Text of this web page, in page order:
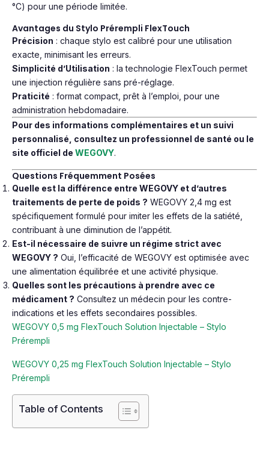
°C) pour une période limitée.
Avantages du Stylo Prérempli FlexTouch
Précision : chaque stylo est calibré pour une utilisation
exacte, minimisant les erreurs.
Simplicité d’Utilisation : la technologie FlexTouch permet
une injection régulière sans pré-réglage.
Praticité : format compact, prêt à l’emploi, pour une
administration hebdomadaire.
Pour des informations complémentaires et un suivi
personnalisé, consultez un professionnel de santé ou le
site officiel de WEGOVY.
Questions Fréquemment Posées
Quelle est la différence entre WEGOVY et d’autres
traitements de perte de poids ? WEGOVY 2,4 mg est
spécifiquement formulé pour imiter les effets de la satiété,
contribuant à une diminution de l’appétit.
Est-il nécessaire de suivre un régime strict avec
WEGOVY ? Oui, l’efficacité de WEGOVY est optimisée avec
une alimentation équilibrée et une activité physique.
Quelles sont les précautions à prendre avec ce
médicament ? Consultez un médecin pour les contre-
indications et les effets secondaires possibles.
WEGOVY 0,5 mg FlexTouch Solution Injectable – Stylo
Prérempli
WEGOVY 0,25 mg FlexTouch Solution Injectable – Stylo
Prérempli
Table of Contents